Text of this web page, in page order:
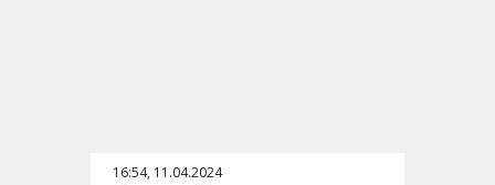
16:54, 11.04.2024